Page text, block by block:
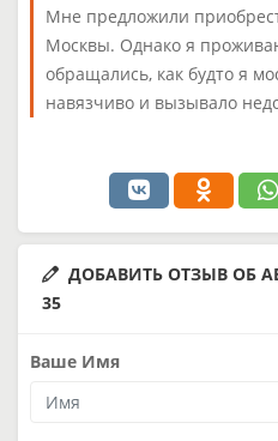
Мне предложили
Москвы. Однако я
обращались, как будто я
навязчиво и вызывало
ДОБАВИТЬ ОТЗЫВ ОБ
35
Ваше Имя